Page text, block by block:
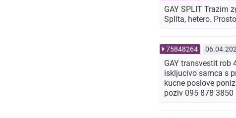
GAY SPLIT Trazim
Splita, hetero.
75848264
GAY transvestit rob
iskljucivo samca s
kucne poslove
poziv 095 878 3850